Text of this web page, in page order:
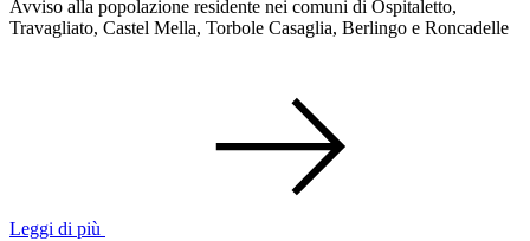
Avviso alla popolazione residente nei comuni di Ospitaletto,
Travagliato, Castel Mella, Torbole Casaglia, Berlingo e Roncadelle
Leggi di più